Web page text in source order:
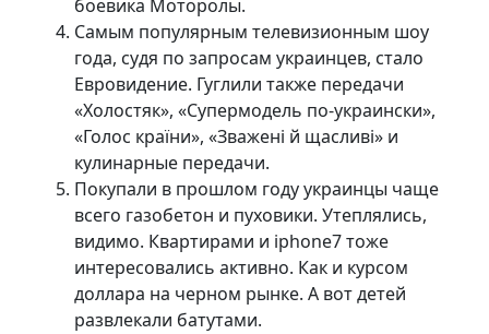
боевика Моторолы.
Самым популярным телевизионным шоу
года, судя по запросам украинцев, стало
Евровидение. Гуглили также передачи
«Холостяк», «Супермодель по-украински»,
«Голос країни», «Зважені й щасливі» и
кулинарные передачи.
Покупали в прошлом году украинцы чаще
всего газобетон и пуховики. Утеплялись,
видимо. Квартирами и iphone7 тоже
интересовались активно. Как и курсом
доллара на черном рынке. А вот детей
развлекали батутами.